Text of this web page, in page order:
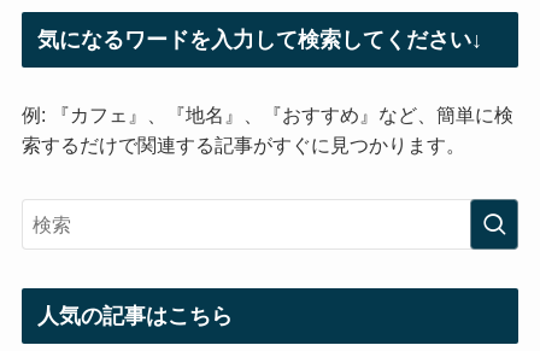
気になるワードを入力して検索してください↓
例: 『カフェ』、『地名』、『おすすめ』など、簡単に検
索するだけで関連する記事がすぐに見つかります。
人気の記事はこちら